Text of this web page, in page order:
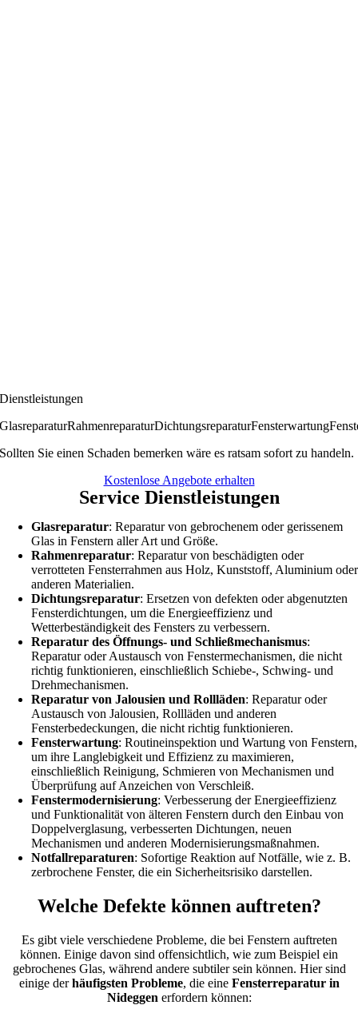
Dienstleistungen
GlasreparaturRahmenreparaturDichtungsreparaturFensterwartung
Sollten Sie einen Schaden bemerken wäre es ratsam sofort zu handeln.
Kostenlose Angebote erhalten
Service Dienstleistungen
Glasreparatur: Reparatur von gebrochenem oder gerissenem
Glas in Fenstern aller Art und Größe.
Rahmenreparatur: Reparatur von beschädigten oder
verrotteten Fensterrahmen aus Holz, Kunststoff, Aluminium oder
anderen Materialien.
Dichtungsreparatur: Ersetzen von defekten oder abgenutzten
Fensterdichtungen, um die Energieeffizienz und
Wetterbeständigkeit des Fensters zu verbessern.
Reparatur des Öffnungs- und Schließmechanismus:
Reparatur oder Austausch von Fenstermechanismen, die nicht
richtig funktionieren, einschließlich Schiebe-, Schwing- und
Drehmechanismen.
Reparatur von Jalousien und Rollläden: Reparatur oder
Austausch von Jalousien, Rollläden und anderen
Fensterbedeckungen, die nicht richtig funktionieren.
Fensterwartung: Routineinspektion und Wartung von Fenstern,
um ihre Langlebigkeit und Effizienz zu maximieren,
einschließlich Reinigung, Schmieren von Mechanismen und
Überprüfung auf Anzeichen von Verschleiß.
Fenstermodernisierung: Verbesserung der Energieeffizienz
und Funktionalität von älteren Fenstern durch den Einbau von
Doppelverglasung, verbesserten Dichtungen, neuen
Mechanismen und anderen Modernisierungsmaßnahmen.
Notfallreparaturen: Sofortige Reaktion auf Notfälle, wie z. B.
zerbrochene Fenster, die ein Sicherheitsrisiko darstellen.
Welche Defekte können auftreten?
Es gibt viele verschiedene Probleme, die bei Fenstern auftreten
können. Einige davon sind offensichtlich, wie zum Beispiel ein
gebrochenes Glas, während andere subtiler sein können. Hier sind
einige derhäufigsten Probleme, die eine Fensterreparatur in
Nideggen erfordern können: